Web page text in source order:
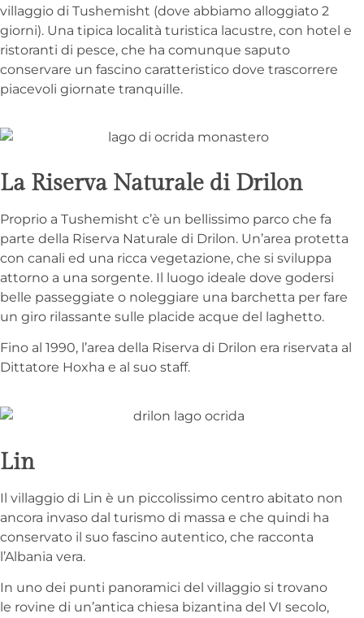
villaggio di Tushemisht (dove abbiamo alloggiato 2
giorni). Una tipica località turistica lacustre, con hotel e
ristoranti di pesce, che ha comunque saputo
conservare un fascino caratteristico dove trascorrere
piacevoli giornate tranquille.
La Riserva Naturale di Drilon
Proprio a Tushemisht c’è un bellissimo parco che fa
parte della Riserva Naturale di Drilon. Un’area protetta
con canali ed una ricca vegetazione, che si sviluppa
attorno a una sorgente. Il luogo ideale dove godersi
belle passeggiate o noleggiare una barchetta per fare
un giro rilassante sulle placide acque del laghetto.
Fino al 1990, l’area della Riserva di Drilon era riservata al
Dittatore Hoxha e al suo staff.
Lin
Il villaggio di Lin è un piccolissimo centro abitato non
ancora invaso dal turismo di massa e che quindi ha
conservato il suo fascino autentico, che racconta
l’Albania vera.
In uno dei punti panoramici del villaggio si trovano
le rovine di un’antica chiesa bizantina del VI secolo,